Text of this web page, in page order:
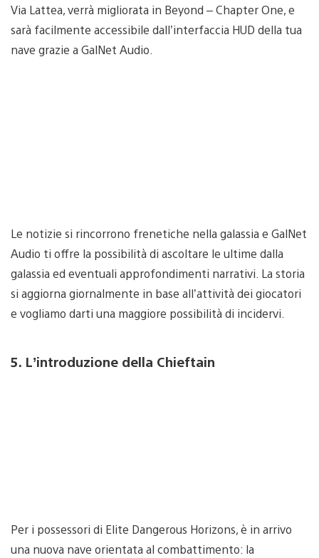
Via Lattea, verrà migliorata in Beyond – Chapter One, e
sarà facilmente accessibile dall’interfaccia HUD della tua
nave grazie a GalNet Audio.
Le notizie si rincorrono frenetiche nella galassia e GalNet
Audio ti offre la possibilità di ascoltare le ultime dalla
galassia ed eventuali approfondimenti narrativi. La storia
si aggiorna giornalmente in base all’attività dei giocatori
e vogliamo darti una maggiore possibilità di incidervi.
5. L’introduzione della Chieftain
Per i possessori di Elite Dangerous Horizons, è in arrivo
una nuova nave orientata al combattimento: la